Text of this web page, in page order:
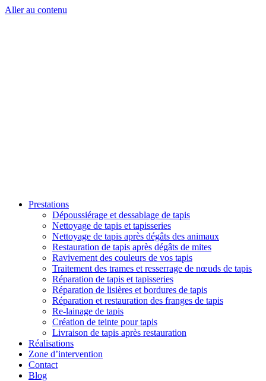
Aller au contenu
Prestations
Dépoussiérage et dessablage de tapis
Nettoyage de tapis et tapisseries
Nettoyage de tapis après dégâts des animaux
Restauration de tapis après dégâts de mites
Ravivement des couleurs de vos tapis
Traitement des trames et resserrage de nœuds de tapis
Réparation de tapis et tapisseries
Réparation de lisières et bordures de tapis
Réparation et restauration des franges de tapis
Re-lainage de tapis
Création de teinte pour tapis
Livraison de tapis après restauration
Réalisations
Zone d’intervention
Contact
Blog